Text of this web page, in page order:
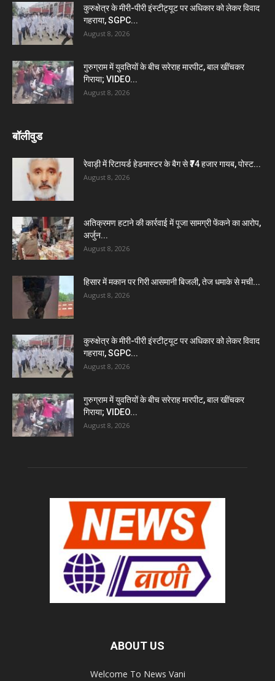
कुरुक्षेत्र के मीरी-पीरी इंस्टीट्यूट पर अधिकार को लेकर विवाद
गहराया, SGPC...
August 8, 2026
गुरुग्राम में युवतियों के बीच सरेराह मारपीट, बाल खींचकर
गिराया; VIDEO...
August 8, 2026
बॉलीवुड
रेवाड़ी में रिटायर्ड हेडमास्टर के बैग से ₹74 हजार गायब, पोस्ट...
August 8, 2026
अतिक्रमण हटाने की कार्रवाई में पूजा सामग्री फेंकने का आरोप,
अर्जुन...
August 8, 2026
हिसार में मकान पर गिरी आसमानी बिजली, तेज धमाके से मची...
August 8, 2026
कुरुक्षेत्र के मीरी-पीरी इंस्टीट्यूट पर अधिकार को लेकर विवाद
गहराया, SGPC...
August 8, 2026
गुरुग्राम में युवतियों के बीच सरेराह मारपीट, बाल खींचकर
गिराया; VIDEO...
August 8, 2026
ABOUT US
Welcome To News Vani